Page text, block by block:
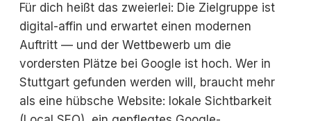
Für dich heißt das zweierlei: Die Zielgruppe ist
digital-affin und erwartet einen modernen
Auftritt — und der Wettbewerb um die
vordersten Plätze bei Google ist hoch. Wer in
Stuttgart gefunden werden will, braucht mehr
als eine hübsche Website: lokale Sichtbarkeit